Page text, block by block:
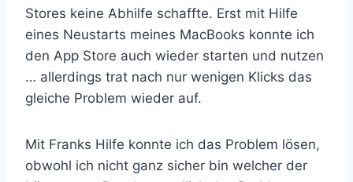
Stores keine Abhilfe schaffte. Erst mit Hilfe
eines Neustarts meines MacBooks konnte ich
den App Store auch wieder starten und nutzen
… allerdings trat nach nur wenigen Klicks das
gleiche Problem wieder auf.
Mit Franks Hilfe konnte ich das Problem lösen,
obwohl ich nicht ganz sicher bin welcher der